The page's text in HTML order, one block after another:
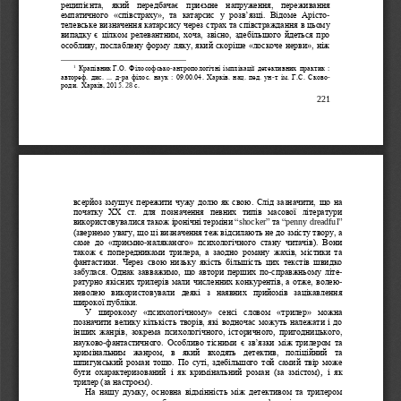
221
реципієнта,  який  передбачає приємне
напруження,  переживання
емпатичного «співстраху», та катарсис у розв’язці Відоме Арісто-
телевське визначення катарсису через страх та співстраждання в цьому
випадку є цілком релевантним, хоча, звісно, здебільшого йдеться про
особливу, послаблену форму ляку, який скоріше «лоскоче нерви», ніж
1 Крапівник Г. О. Філософсько-антропологічні імплікації детективних практик :
автореф. дис. ... д-ра філос. наук : 09.00.04 Харків. нац. пед. ун-т ім. Г.С. Сково-
роди.  Харків, 2015. 28 с.
всерйоз змушує пережити чужу долю як свою Слід зазначити, що на
початку  ХХ  ст.  для  позначення  певних  типів  масової  літератури
використовувалися також іронічні терміни “shocker” та “penny dreadful”
(звернемо увагу, що ці визначення теж відсилають не до змісту твору, а
саме  до  «приємно-наляканого»  психологічного  стану читачів).  Вони
також  є  попередниками  трилера,  а  заодно роману  жахів,  містики  та
фантастики.  Через  свою  низьку  якість  більшість  цих текстів швидко
забулася.  Однак завважимо, що  автори  перших  по-справжньому  літе-
ратурно якісних трилерів мали численних конкурентів, а отже, волею-
неволею
використовували  деякі  з  наявних  прийомів  зацікавлення
широкої публіки.
У
широкому «психологічному»  сенсі словом  «трилер»
можна
позначити велику кількість творів, які водночас можуть належати і до
інших  жанрів,
зокрема психологічного,  історичного,
пригодницького,
науково-фантастичного.  Особливо  тісними  є зв’язки між  трилером  та
кримінальним жанром, в  який  входять
детектив,  поліційний  та
шпигунський роман тощо. По суті, здебільшого той самий твір може
бути  охарактеризований  і  як  кримінальний  роман  (за  змістом)
і  як
трилер (за настроєм).
На  нашу  думку, основна  відмінність  між  детективом  та трилером